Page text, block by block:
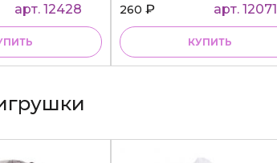
арт. 12428
260 ₽ арт. 12071
КУПИТЬ